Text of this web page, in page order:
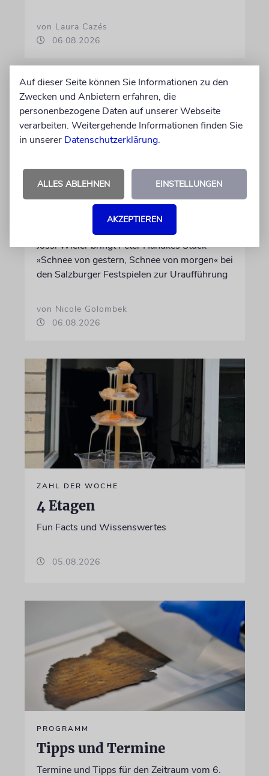
von Laura Cazés
06.08.2026
Abschied vom Ich
Jossi Wieler bringt Peter Handkes Stück
»Schnee von gestern, Schnee von morgen« bei
den Salzburger Festspielen zur Uraufführung
von Nicole Golombek
06.08.2026
ZAHL DER WOCHE
4 Etagen
Fun Facts und Wissenswertes
05.08.2026
PROGRAMM
Tipps und Termine
Termine und Tipps für den Zeitraum vom 6.
Auf dieser Seite können Sie Informationen zu den
Zwecken und Anbietern erfahren, die
personenbezogene Daten auf unserer Webseite
verarbeiten. Weitergehende Informationen finden Sie
in unserer Datenschutzerklärung.
ALLES ABLEHNEN EINSTELLUNGEN
AKZEPTIEREN